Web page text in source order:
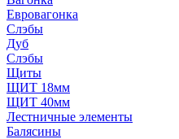
Евровагонка
Слэбы
Дуб
Слэбы
Щиты
ЩИТ 18мм
ЩИТ 40мм
Лестничные элементы
Балясины